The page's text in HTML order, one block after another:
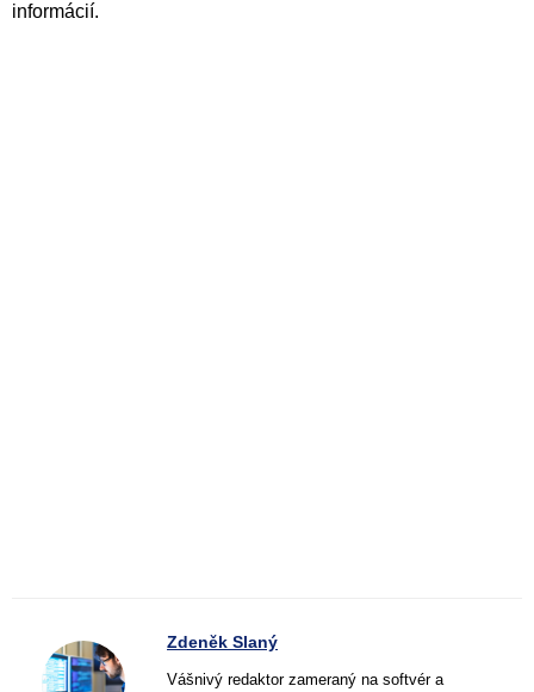
informácií.
Zdeněk Slaný
Vášnivý redaktor zameraný na softvér a